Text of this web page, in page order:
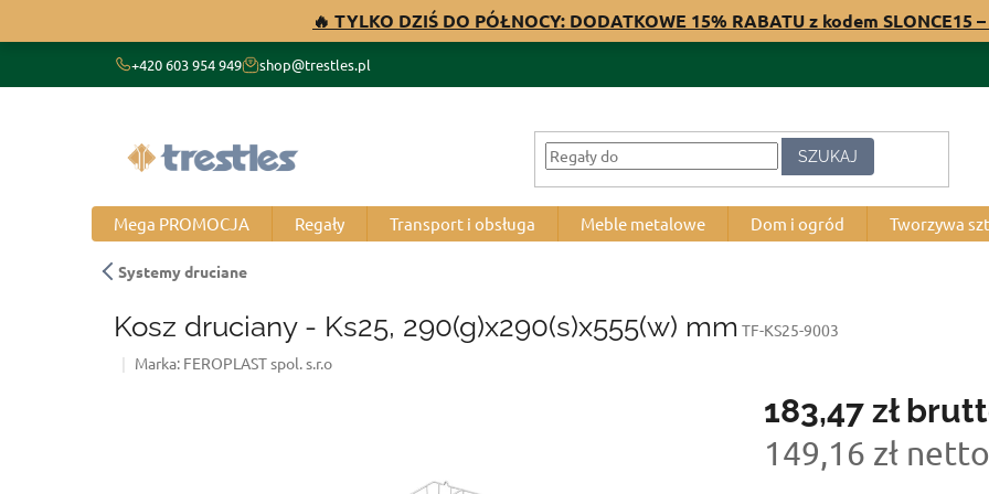
🔥 TYLKO DZIŚ DO PÓŁNOCY: DODATKOWE 15% RABATU z kodem SLONCE15
+420 603 954 949 shop@trestles.pl
SZUKAJ
Mega PROMOCJA Regały Transport i obsługa Meble metalowe Dom i ogród Tworzywa
Systemy druciane
Kosz druciany - Ks25, 290(g)x290(s)x555(w) mm TF-KS25-9003
Marka: FEROPLAST spol. s.r.o
183,47 zł
149,16 zł netto